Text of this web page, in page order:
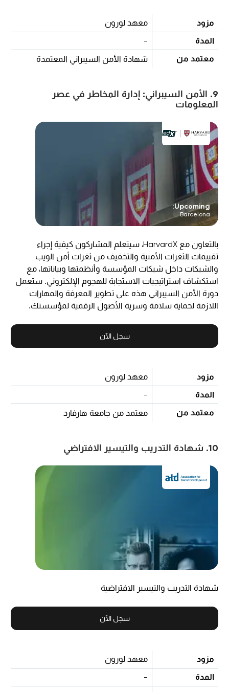
مزود
معهد لورون
المدة
-
معتمد من
شهادة الأمن السيبراني المعتمدة
9. الأمن السيبراني: إدارة المخاطر في عصر
المعلومات
Upcoming:
Barcelona
بالتعاون مع HarvardX، سيتعلم المشاركون كيفية إجراء
تقييمات الثغرات الأمنية والتخفيف من ثغرات أمن الويب
والشبكات داخل شبكات المؤسسة وأنظمتها وبياناتها، مع
استكشاف استراتيجيات الاستجابة للهجوم الإلكتروني. ستعمل
دورة الأمن السيبراني هذه على تطوير المعرفة والمهارات
اللازمة لحماية سلامة وسرية الأصول الرقمية لمؤسستك.
سجل الآن
مزود
معهد لورون
المدة
-
معتمد من
معتمد من جامعة هارفارد
10. شهادة التدريب والتيسير الافتراضي
شهادة التدريب والتيسير الافتراضية
سجل الآن
مزود
معهد لورون
المدة
-